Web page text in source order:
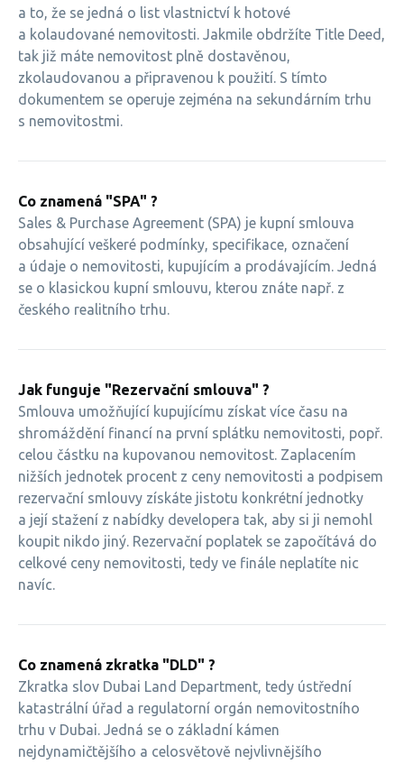
a to, že se jedná o list vlastnictví k hotové
a kolaudované nemovitosti. Jakmile obdržíte Title Deed,
tak již máte nemovitost plně dostavěnou,
zkolaudovanou a připravenou k použití. S tímto
dokumentem se operuje zejména na sekundárním trhu
s nemovitostmi.
Co znamená "SPA" ?
Sales & Purchase Agreement (SPA) je kupní smlouva
obsahující veškeré podmínky, specifikace, označení
a údaje o nemovitosti, kupujícím a prodávajícím. Jedná
se o klasickou kupní smlouvu, kterou znáte např. z
českého realitního trhu.
Jak funguje "Rezervační smlouva" ?
Smlouva umožňující kupujícímu získat více času na
shromáždění financí na první splátku nemovitosti, popř.
celou částku na kupovanou nemovitost. Zaplacením
nižších jednotek procent z ceny nemovitosti a podpisem
rezervační smlouvy získáte jistotu konkrétní jednotky
a její stažení z nabídky developera tak, aby si ji nemohl
koupit nikdo jiný. Rezervační poplatek se započítává do
celkové ceny nemovitosti, tedy ve finále neplatíte nic
navíc.
Co znamená zkratka "DLD" ?
Zkratka slov Dubai Land Department, tedy ústřední
katastrální úřad a regulatorní orgán nemovitostního
trhu v Dubai. Jedná se o základní kámen
nejdynamičtějšího a celosvětově nejvlivnějšího